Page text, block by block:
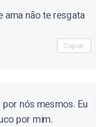
ama não te resgata
Copiar
nós mesmos. Eu
por mim.